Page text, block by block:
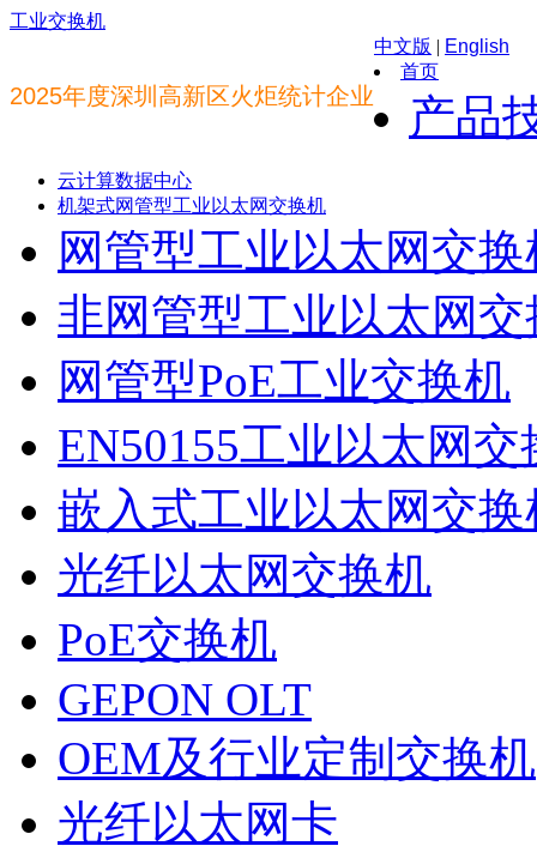
工业交换机
2025年度深圳高新区火炬统计企业
中文版 | English
首页
产品
云计算数据中心
机架式网管型工业以太网交换机
网管型工业以太网交换
非网管型工业以太网交
网管型PoE工业交换机
EN50155工业以太网交
嵌入式工业以太网交换
光纤以太网交换机
PoE交换机
GEPON OLT
OEM及行业定制交换机
光纤以太网卡